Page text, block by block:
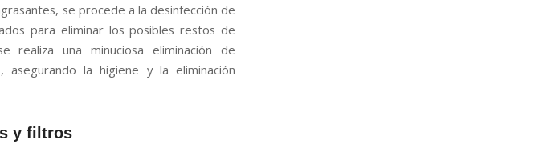
se procede a la desinfección de
para eliminar los posibles restos de
realiza una minuciosa eliminación de
la higiene y la eliminación
y filtros